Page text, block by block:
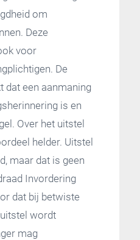
om
Deze
voor
De
dat een aanmaning
is en
Over het uitstel
helder. Uitstel
maar dat is geen
Invordering
dat bij betwiste
wordt
mag